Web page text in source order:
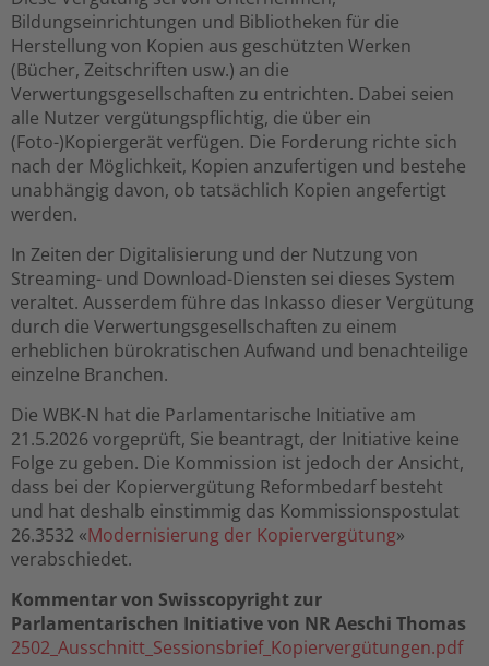
Bildungseinrichtungen und Bibliotheken für die
Herstellung von Kopien aus geschützten Werken
(Bücher, Zeitschriften usw.) an die
Verwertungsgesellschaften zu entrichten. Dabei seien
alle Nutzer vergütungspflichtig, die über ein
(Foto-)Kopiergerät verfügen. Die Forderung richte sich
nach der Möglichkeit, Kopien anzufertigen und bestehe
unabhängig davon, ob tatsächlich Kopien angefertigt
werden.
In Zeiten der Digitalisierung und der Nutzung von
Streaming- und Download-Diensten sei dieses System
veraltet. Ausserdem führe das Inkasso dieser Vergütung
durch die Verwertungsgesellschaften zu einem
erheblichen bürokratischen Aufwand und benachteilige
einzelne Branchen.
Die WBK-N hat die Parlamentarische Initiative am
21.5.2026 vorgeprüft, Sie beantragt, der Initiative keine
Folge zu geben. Die Kommission ist jedoch der Ansicht,
dass bei der Kopiervergütung Reformbedarf besteht
und hat deshalb einstimmig das Kommissionspostulat
26.3532 «Modernisierung der Kopiervergütung»
verabschiedet.
Kommentar von Swisscopyright zur
Parlamentarischen Initiative von NR Aeschi Thomas
2502_Ausschnitt_Sessionsbrief_Kopiervergütungen.pdf